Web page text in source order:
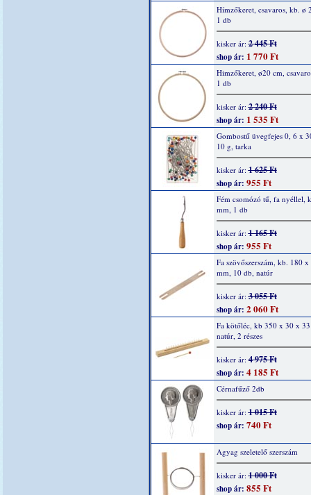
Hímzőkeret, csavaros, kb. ø
1 db
kisker ár:2 445 Ft
shop ár: 1 770 Ft
Himzőkeret, ø20 cm,
1 db
kisker ár:2 240 Ft
shop ár: 1 535 Ft
Gombostű üvegfejes 0, 6 x
10 g, tarka
kisker ár:1 625 Ft
shop ár: 955 Ft
Fém csomózó tű, fa nyéllel,
mm, 1 db
kisker ár:1 165 Ft
shop ár: 955 Ft
Fa szövőszerszám, kb. 180
mm, 10 db, natúr
kisker ár:3 055 Ft
shop ár: 2 060 Ft
Fa kötőléc, kb 350 x 30 x
natúr, 2 részes
kisker ár:4 975 Ft
shop ár: 4 185 Ft
Cérnafűző 2db
kisker ár:1 015 Ft
shop ár: 740 Ft
Agyag szeletelő szerszám
kisker ár:1 000 Ft
shop ár: 855 Ft